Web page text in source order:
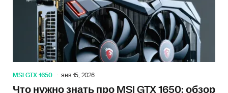
MSI GTX 1650 янв 15, 2026
Что нужно знать про MSI GTX 1650: обзор